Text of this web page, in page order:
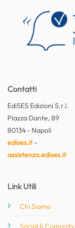
Contatti
EdiSES Edizioni S.r.l.
Piazza Dante, 89
80134 - Napoli
edises.it-
assistenza.edises.it
Link Utili
Chi Siamo
Social & Comunity